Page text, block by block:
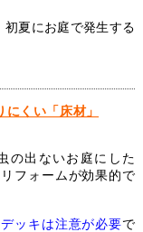
夏にお庭で発生する
くい「床材」
の出ないお庭にした
フォームが効果的で
ッキは注意が必要で